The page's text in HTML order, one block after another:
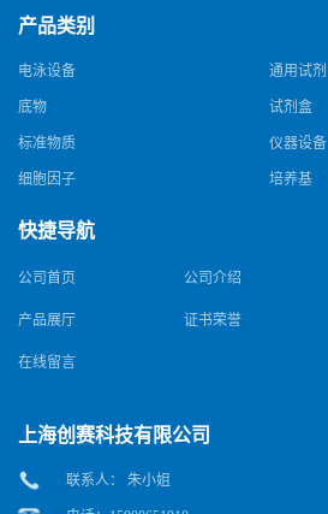
产品类别
电泳设备 通用试剂
底物 试剂盒
标准物质 仪器设备
细胞因子 培养基
快捷导航
公司首页 公司介绍
产品展厅 证书荣誉
在线留言
上海创赛科技有限公司
联系人： 朱小姐